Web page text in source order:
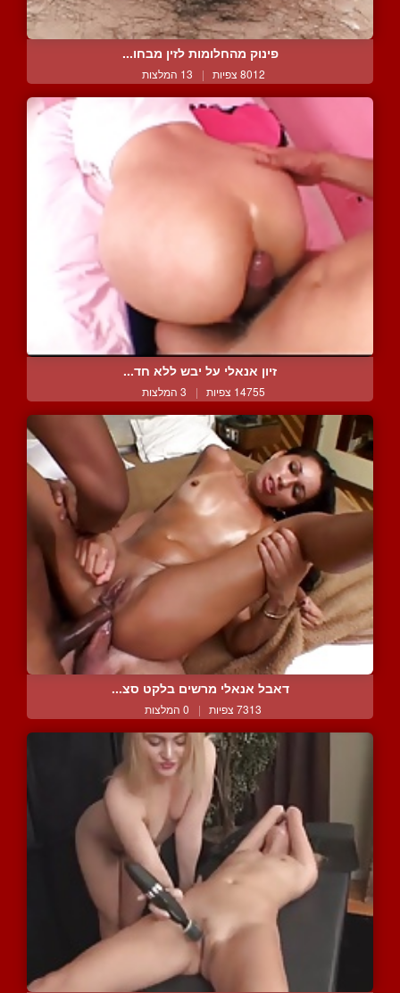
פינוק מהחלומות לזין מבחו...
8012 צפיות | 13 המלצות
זיון אנאלי על יבש ללא חד...
14755 צפיות | 3 המלצות
דאבל אנאלי מרשים בלקט סצ...
7313 צפיות | 0 המלצות